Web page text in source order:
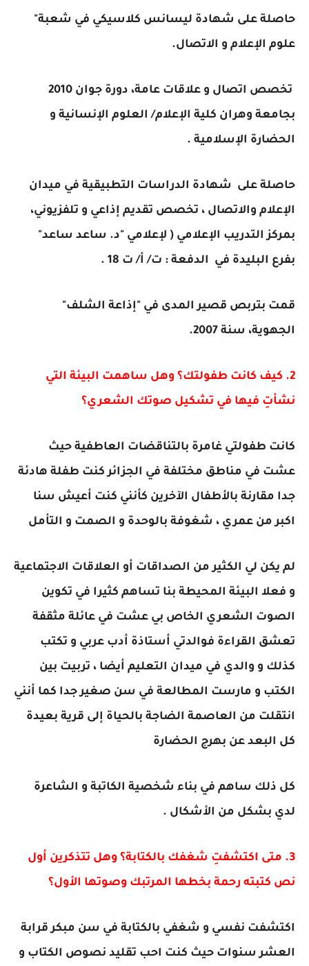
حاصلة على شهادة ليسانس كلاسيكي في شعبة"
علوم الإعلام و الاتصال.
تخصص اتصال و علاقات عامة، دورة جوان 2010
بجامعة وهران كلية الإعلام/ العلوم الإنسانية و
الحضارة الإسلامية .
حاصلة على شهادة الدراسات التطبيقية في ميدان
الإعلام والاتصال ، تخصص تقديم إذاعي و تلفزيوني،
بمركز التدريب الإعلامي ( لإعلامي "د. ساعد ساعد"
بفرع البليدة في الدفعة : ت/ أ/ ت 18 .
قمت بتربص قصير المدى في "إذاعة الشلف"
الجهوية، سنة 2007.
2. كيف كانت طفولتك؟ وهل ساهمت البيئة التي
نشأتِ فيها في تشكيل صوتك الشعري؟
كانت طفولتي غامرة بالتناقضات العاطفية حيث
عشت في مناطق مختلفة في الجزائر كنت طفلة هادئة
جدا مقارنة بالأطفال الآخرين كأنني كنت أعيش سنا
اكبر من عمري ، شغوفة بالوحدة و الصمت و التأمل
لم يكن لي الكثير من الصداقات أو العلاقات الاجتماعية
و فعلا البيئة المحيطة بنا تساهم كثيرا في تكوين
الصوت الشعري الخاص بي عشت في عائلة مثقفة
تعشق القراءة فوالدتي أستاذة أدب عربي و تكتب
كذلك و والدي في ميدان التعليم أيضا ، تربيت بين
الكتب و مارست المطالعة في سن صغير جدا كما أنني
انتقلت من العاصمة الضاجة بالحياة إلى قرية بعيدة
كل البعد عن بهرج الحضارة
كل ذلك ساهم في بناء شخصية الكاتبة و الشاعرة
لدي بشكل من الأشكال .
3. متى اكتشفتِ شغفك بالكتابة؟ وهل تتذكرين أول
نص كتبته رحمة بخطها المرتبك وصوتها الأول؟
اكتشفت نفسي و شغفي بالكتابة في سن مبكر قرابة
العشر سنوات حيث كنت احب تقليد نصوص الكتاب و